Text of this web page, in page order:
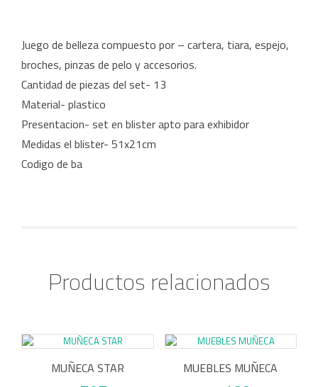
Juego de belleza compuesto por – cartera, tiara, espejo,
broches, pinzas de pelo y accesorios.
Cantidad de piezas del set- 13
Material- plastico
Presentacion- set en blister apto para exhibidor
Medidas el blister- 51x21cm
Codigo de ba
Productos relacionados
MUÑECA STAR MUEBLES MUÑECA